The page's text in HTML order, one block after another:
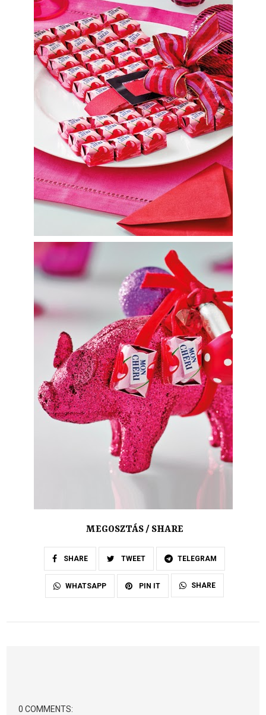
MEGOSZTÁS / SHARE
SHARE TWEET TELEGRAM
WHATSAPP PIN IT SHARE
0 COMMENTS: